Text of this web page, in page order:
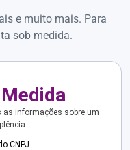
e muito mais. Para
sob medida.
as informações sobre um
CNPJ